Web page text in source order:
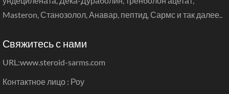
Masteron, Станозолол, Анавар, пептид, Сармс и так далее..
Свяжитесь с нами
URL:www.steroid-sarms.com
Контактное лицо : Роу